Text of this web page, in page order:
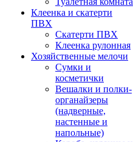
Клеенка и скатерти
ПВХ
Скатерти ПВХ
Клеенка рулонная
Хозяйственные мелочи
Сумки и
косметички
Вешалки и полки-
органайзеры
(надверные,
настенные и
напольные)